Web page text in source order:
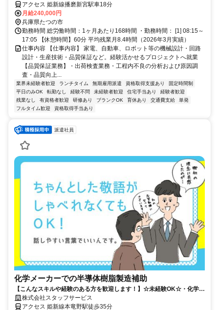
アクセス 姫新線播磨新宮駅車18分
月給240,000円
兵庫県たつの市
勤務時間 総労働時間：1ヶ月あたり168時間 ・勤務時間： [1] 08:15～
17:05 【休憩時間】60分 平均残業月8.4時間（2026年3月実績）
仕事内容 【仕事内容】 家電、自動車、ロボット等の機械設計・回路
設計・生産技術・品質保証など。経験活かせるプロジェクトへ就業
【品質保証業務】・出荷検査業務・工程内不良の分析および原因調
査・品質向上...
業界未経験者歓迎 ランチタイム 無期雇用派遣 資格取得支援あり
固定時間制
平日のみOK
転勤なし 経験不問 未経験者歓迎 住宅手当あり
経験者歓迎
残業なし
有資格者歓迎 研修あり ブランクOK 育休あり 交通費支給
単発
フルタイム歓迎
資格取得手当あり
派遣社員
化学メーカーでの半導体樹脂製造補助
【こんなスキルや経験のある方を歓迎します！】☆未経験OK☆・化学系
知識尚可【活かせる経験】Word
株式会社スタッフサービス
アクセス 姫新線本竜野駅徒歩35分